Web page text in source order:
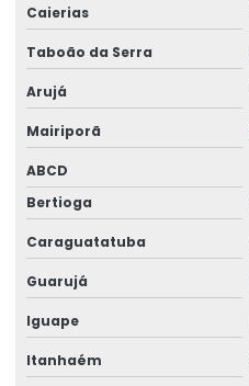
Gerador 100 kva a venda
Gerador 100kva valor
Gerador 110 kva
Gerador 120 kva
Gerador 120 kva diesel
Gerador 120 kva preço
Gerador 150 kva
Caierias
Taboão da Serra
Arujá
Mairiporã
ABCD
Bertioga
Caraguatatuba
Guarujá
Iguape
Itanhaém